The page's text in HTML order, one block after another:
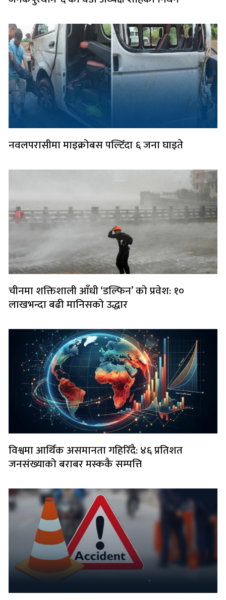
नवलपरासीमा माइक्रोबस पल्टिँदा ६ जना घाइते
चीनमा शक्तिशाली आँधी ‘डल्फिन’ को प्रवेश: १०
लाखभन्दा बढी मानिसको उद्धार
विश्वमा आर्थिक असमानता गहिरिँदै: ४६ प्रतिशत
जनसंख्याको बराबर मस्ककै सम्पत्ति